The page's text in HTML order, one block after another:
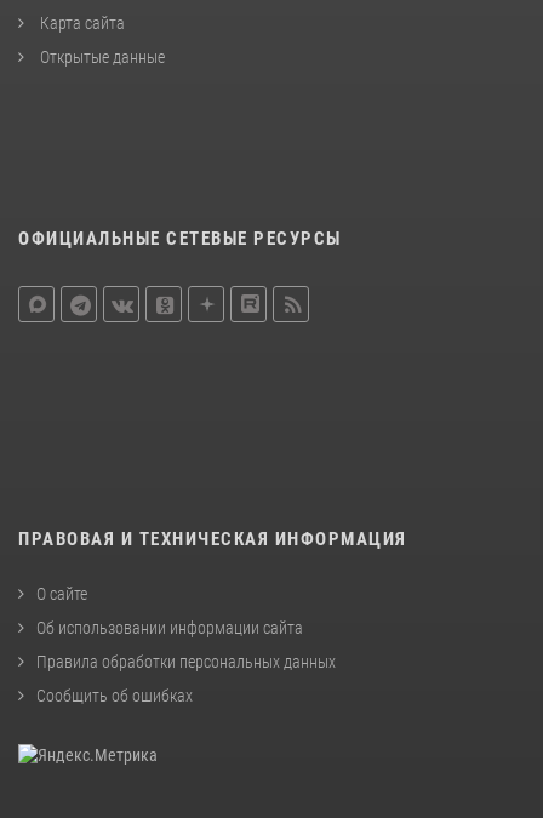
Карта сайта
Открытые данные
ОФИЦИАЛЬНЫЕ СЕТЕВЫЕ РЕСУРСЫ
ПРАВОВАЯ И ТЕХНИЧЕСКАЯ ИНФОРМАЦИЯ
О сайте
Об использовании информации сайта
Правила обработки персональных данных
Сообщить об ошибках